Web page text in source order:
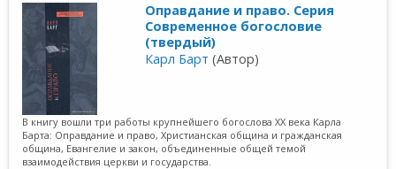
Оправдание и право. Серия
Современное богословие
(твердый)
Карл Барт (Автор)
В книгу вошли три работы крупнейшего богослова XX века Карла
Барта: Оправдание и право, Христианская община и гражданская
община, Евангелие и закон, объединенные общей темой
взаимодействия церкви и государства.